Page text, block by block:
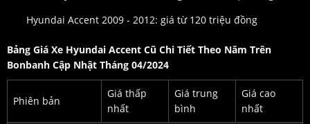
Hyundai Accent 2009 - 2012: giá từ 120 triệu đồng
Bảng Giá Xe Hyundai Accent Cũ Chi Tiết Theo Năm Trên
Bonbanh Cập Nhật Tháng 04/2024
Phiên bản
Giá thấp
nhất
Giá trung
bình
Giá cao
nhất